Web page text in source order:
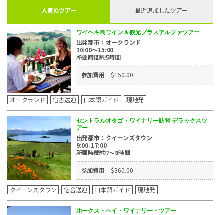
人気のツアー 最近追加したツアー
ワイヘキ島ワイン＆観光プラスアルファツアー
出発都市：オークランド
10:00～15:00
所要時間約5時間
参加費用 $150.00
オークランド 宿舎送迎 日本語ガイド 現地発
セントラルオタゴ・ワイナリー訪問 デラックスツ
アー
出発都市：クイーンズタウン
9:00-17:00
所要時間約7～8時間
参加費用 $360.00
クイーンズタウン 宿舎送迎 日本語ガイド 現地発
ホークス・ベイ・ワイナリー・ツアー